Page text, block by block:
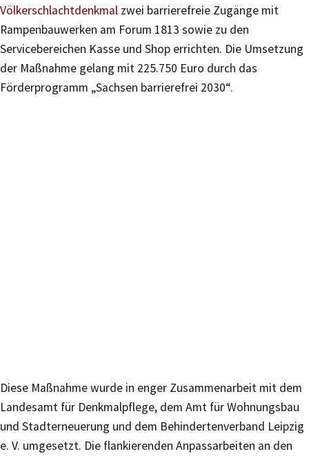
Völkerschlachtdenkmal zwei barrierefreie Zugänge mit
Rampenbauwerken am Forum 1813 sowie zu den
Servicebereichen Kasse und Shop errichten. Die Umsetzung
der Maßnahme gelang mit 225.750 Euro durch das
Förderprogramm „Sachsen barrierefrei 2030“.
Diese Maßnahme wurde in enger Zusammenarbeit mit dem
Landesamt für Denkmalpflege, dem Amt für Wohnungsbau
und Stadterneuerung und dem Behindertenverband Leipzig
e. V. umgesetzt. Die flankierenden Anpassarbeiten an den